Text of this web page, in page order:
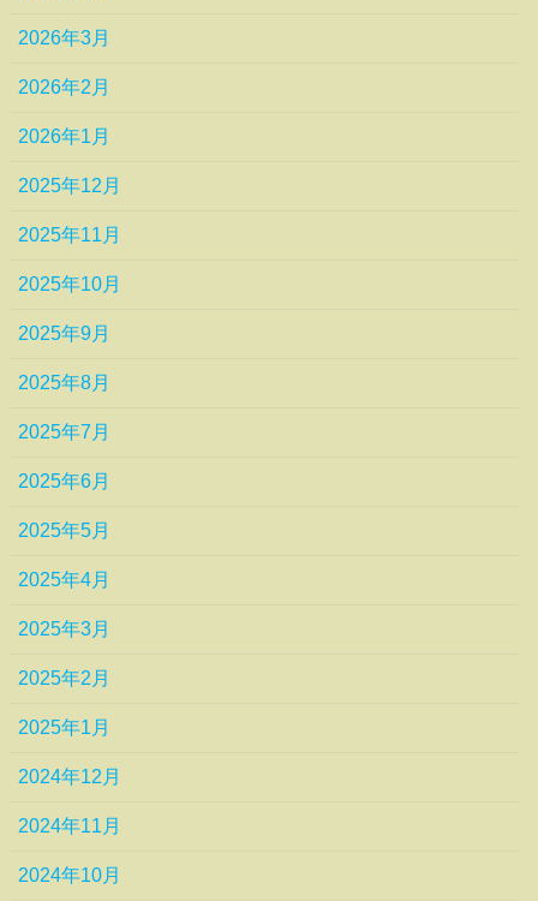
2026年3月
2026年2月
2026年1月
2025年12月
2025年11月
2025年10月
2025年9月
2025年8月
2025年7月
2025年6月
2025年5月
2025年4月
2025年3月
2025年2月
2025年1月
2024年12月
2024年11月
2024年10月